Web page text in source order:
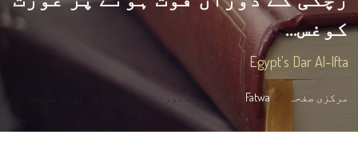
کوغس...
Egypt's Dar Al-Ifta
مرکزی صفحہ Fatwa زچگی کے دوران فوت ہونے پر عورت کوغس...